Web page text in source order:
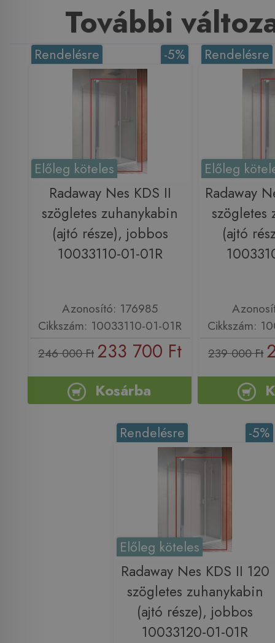
További
-5%
Rendelésre
Előleg köteles
Radaway Nes KDS II
szögletes zuhanykabin
(ajtó része), jobbos
10033110-01-01R
Azonosító: 176985
Cikkszám: 10033110-01-01R
246 000 Ft 233 700 Ft
Kosárba
Rendelésre
Előleg
Radaway
szögletes
(ajtó
Cikkszám:
239 000 Ft
-5%
Rendelésre
Előleg köteles
Radaway Nes KDS II 120
szögletes zuhanykabin
(ajtó része), jobbos
10033120-01-01R